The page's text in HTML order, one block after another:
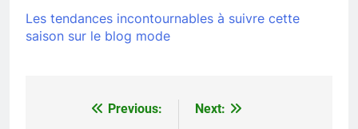
Les tendances incontournables à suivre cette
saison sur le blog mode
NavigationPrevious:
Next: